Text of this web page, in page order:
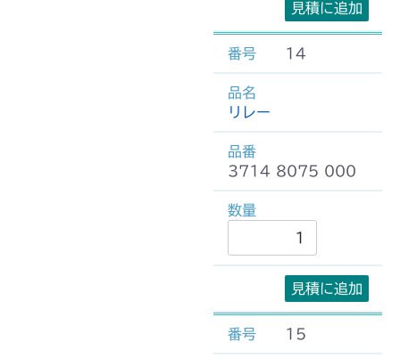
見積に追加
14
リレー
3714 8075 000
見積に追加
15